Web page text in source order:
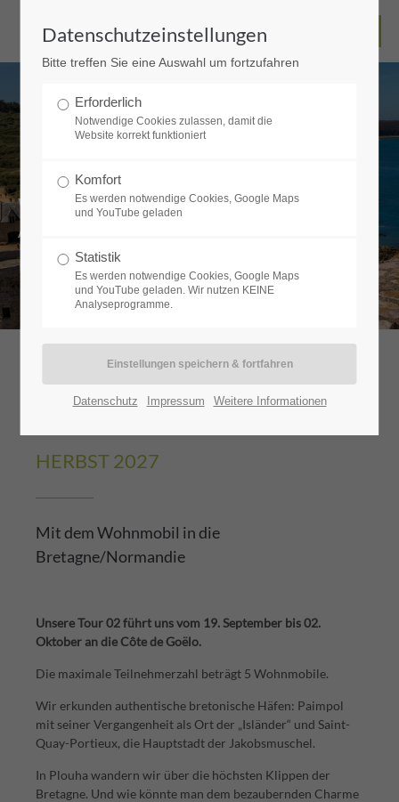
Wohnmobiltouren
Aktiv-Urlaub mit Hund
HERBST 2027
Mit dem Wohnmobil in die
Bretagne/Normandie
Unsere Tour 02 führt uns vom 19. September bis 02.
Oktober an die Côte de Goëlo.
Die maximale Teilnehmerzahl beträgt 5 Wohnmobile.
Wir erkunden authentische bretonische Häfen: Paimpol
mit seiner Vergangenheit als Ort der „Isländer“ und Saint-
Quay-Portieux, die Hauptstadt der Jakobsmuschel.
In Plouha wandern wir über die höchsten Klippen der
Bretagne. Und wie könnte man dem bezaubernden Charme
Datenschutzeinstellungen
Bitte treffen Sie eine Auswahl um fortzufahren
Erforderlich
Notwendige Cookies zulassen, damit die
Website korrekt funktioniert
Komfort
Es werden notwendige Cookies, Google Maps
und YouTube geladen
Statistik
Es werden notwendige Cookies, Google Maps
und YouTube geladen. Wir nutzen KEINE
Analyseprogramme.
Datenschutz Impressum Weitere Informationen